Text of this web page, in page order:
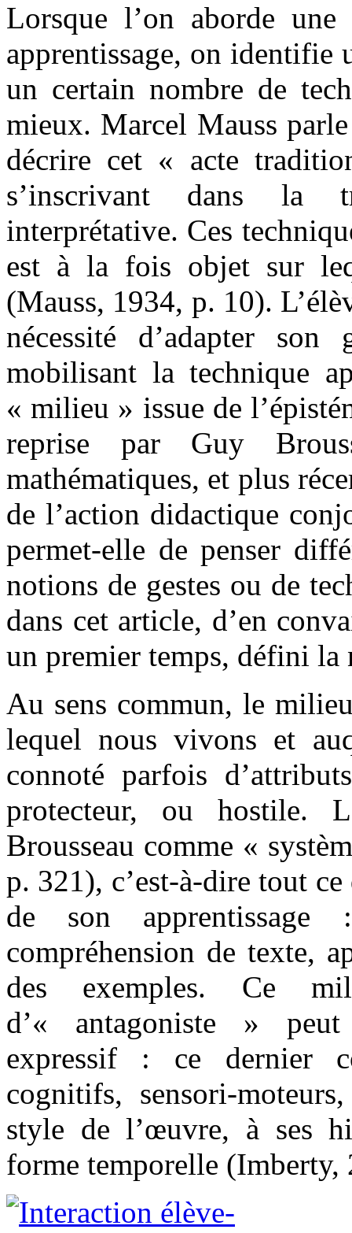
Lorsque l’on aborde
apprentissage, on identifie
un certain nombre de
mieux. Marcel Mauss
décrire cet « acte
s’inscrivant dans la
interprétative. Ces
est à la fois objet sur
(Mauss, 1934, p. 10).
nécessité d’adapter son
mobilisant la technique
« milieu » issue de
reprise par Guy
mathématiques, et plus
de l’action didactique
permet-elle de penser
notions de gestes ou de
dans cet article, d’en
un premier temps, défini
Au sens commun, le
lequel nous vivons et
connoté parfois
protecteur, ou hostile.
Brousseau comme «
p. 321), c’est-à-dire tout
de son apprentissage :
compréhension de texte,
des exemples. Ce
d’« antagoniste »
expressif : ce dernier
cognitifs, sensori-
style de l’œuvre, à ses
forme temporelle (Imberty,